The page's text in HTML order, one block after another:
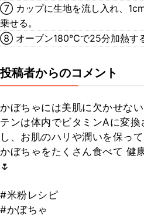
⑦ カップに生地を流し入れ、
乗せる。
⑧ オーブン180℃で25分加熱する
投稿者からのコメント
かぼちゃには美肌に欠かせな
テンは体内でビタミンAに変
し、お肌のハリや潤いを保っ
かぼちゃをたくさん食べて 健
🌷
#米粉レシピ
#かぼちゃ